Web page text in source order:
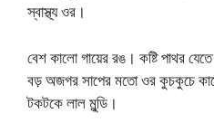
স্বাস্থ্য ওর।
বেশ কালো গায়ের রঙ। কষ্টি পাথর
বড় অজগর সাপের মতো ওর কুচকুচে
টকটকে লাল মুন্ডি।